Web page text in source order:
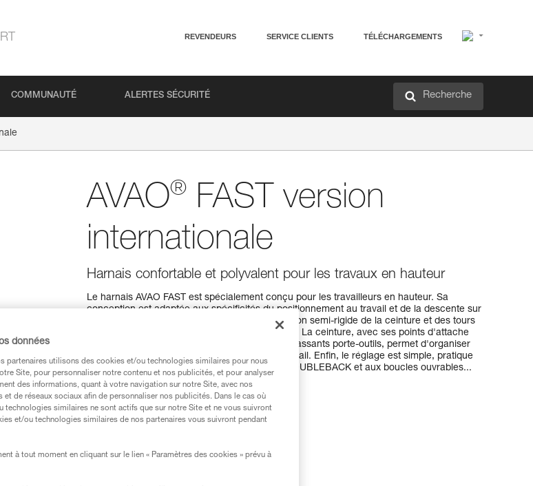
REVENDEURS SERVICE CLIENTS TÉLÉCHARGEMENTS
COMMUNAUTÉ ALERTES SÉCURITÉ Recherche
AVAO® FAST version
internationale
Harnais confortable et polyvalent pour les travaux en hauteur
Le harnais AVAO FAST est spécialement conçu pour les travailleurs en hauteur. Sa
conception est adaptée aux spécificités du positionnement au travail et de la descente sur
corde. Les mousses préformées et la construction semi-rigide de la ceinture et des tours
de cuisse, apportent du confort dans l'utilisation. La ceinture, avec ses points d'attache
latéraux métalliques, ses porte-matériel et ses passants porte-outils, permet d'organiser
tout le matériel nécessaire à une journée de travail. Enfin, le réglage est simple, pratique
et rapide, grâce aux boucles autobloquantes DOUBLEBACK et aux boucles ouvrables...
Lire la suite
Trouvez un revendeur
données
partenaires utilisons des cookies et/ou technologies similaires pour nous
Site, pour personnaliser notre contenu et nos publicités, et pour analyser
des informations, quant à votre navigation sur notre Site, avec nos
de réseaux sociaux afin de personnaliser nos publicités. Dans le cas où
technologies similaires ne sont actifs que sur notre Site et ne vous suivront
et/ou technologies similaires de nos partenaires vous suivront pendant
à tout moment en cliquant sur le lien « Paramètres des cookies » prévu à